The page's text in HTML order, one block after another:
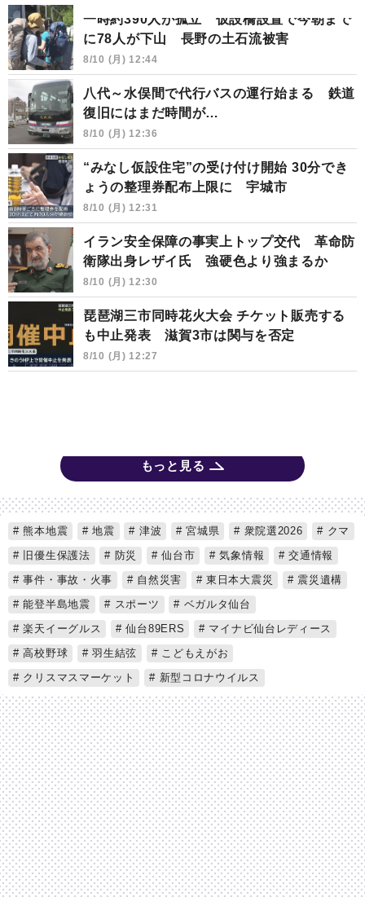
一時約390人が孤立 仮設橋設置で今朝まで
に78人が下山 長野の土石流被害
8/10 (月) 12:44
八代～水俣間で代行バスの運行始まる 鉄道
復旧にはまだ時間が…
8/10 (月) 12:36
“みなし仮設住宅”の受け付け開始 30分でき
ょうの整理券配布上限に 宇城市
8/10 (月) 12:31
イラン安全保障の事実上トップ交代 革命防
衛隊出身レザイ氏 強硬色より強まるか
8/10 (月) 12:30
琵琶湖三市同時花火大会 チケット販売する
も中止発表 滋賀3市は関与を否定
8/10 (月) 12:27
もっと見る
熊本地震 地震 津波 宮城県 衆院選2026
クマ
旧優生保護法
防災 仙台市 気象情報
交通情報
事件・事故・火事
自然災害 東日本大震災
震災遺構
能登半島地震
スポーツ
ベガルタ仙台
楽天イーグルス
仙台89ERS
マイナビ仙台レディース
高校野球
羽生結弦
こどもえがお
クリスマスマーケット
新型コロナウイルス